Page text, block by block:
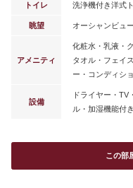
トイレ 洗浄機付き洋式
眺望 オーシャンビュー
アメニティ
化粧水・乳液・
タオル・フェイ
ー・コンディシ
設備
ドライヤー・TV
ル・加湿機能付
この部